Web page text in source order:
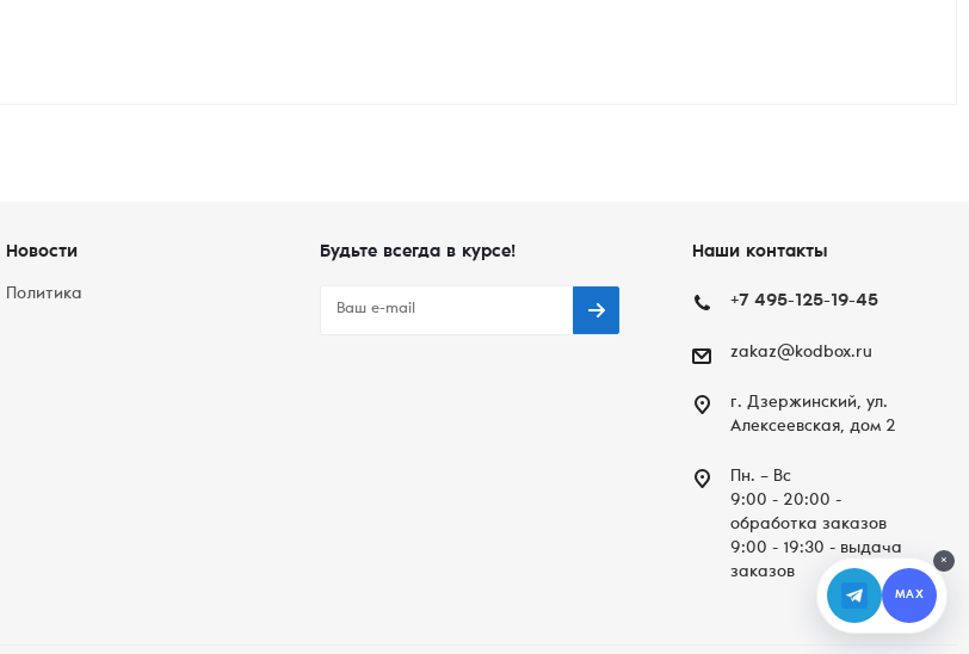
Новости
Политика
Будьте всегда в курсе! Наши контакты
+7 495-125-19-45
zakaz@kodbox.ru
г. Дзержинский, ул.
Алексеевская, дом 2
Пн. – Вc
9:00 - 20:00 -
обработка заказов
9:00 - 19:30 - выдача
заказов
×
MAX